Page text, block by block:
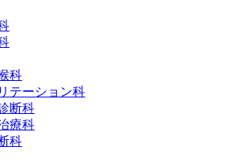
科
テーション科
断科
療科
科